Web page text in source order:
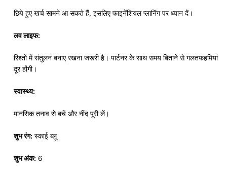
छिपे हुए खर्च सामने आ सकते हैं, इसलिए फाइनेंशियल प्लानिंग पर ध्यान दें।
लव लाइफ:
रिश्तों में संतुलन बनाए रखना जरूरी है। पार्टनर के साथ समय बिताने से गलतफहमियां
दूर होंगी।
स्वास्थ्य:
मानसिक तनाव से बचें और नींद पूरी लें।
शुभ रंग: स्काई ब्लू
शुभ अंक: 6